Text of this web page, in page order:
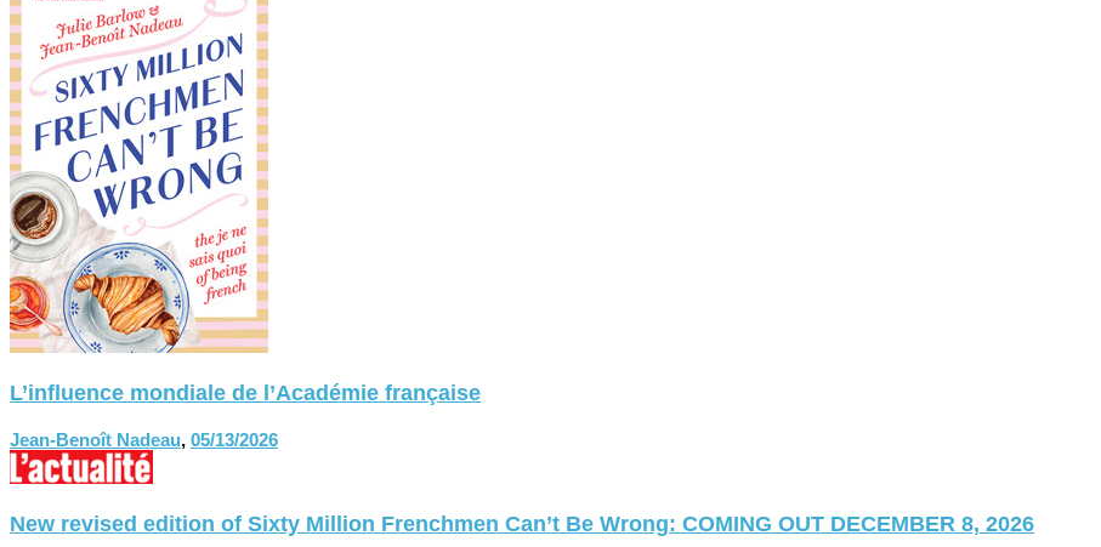
L’influence mondiale de l’Académie française
Jean-Benoît Nadeau, 05/13/2026
New revised edition of Sixty Million Frenchmen Can’t Be Wrong: COMING OUT DECEMBER 8, 2026